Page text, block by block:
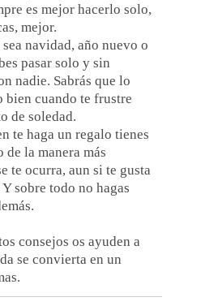
es mejor hacerlo solo,
mejor.
navidad, año nuevo o
pasar solo y sin
nadie. Sabrás que lo
bien cuando te frustre
de soledad.
te haga un regalo tienes
de la manera más
te ocurra, aun si te gusta
sobre todo no hagas
consejos os ayuden a
se convierta en un